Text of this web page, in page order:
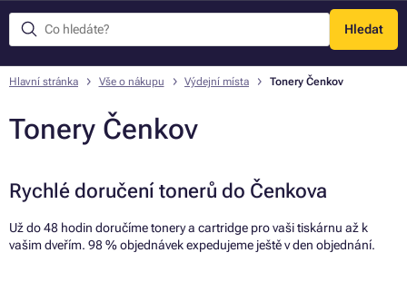
Hledat
Menu
Hlavní stránka Vše o nákupu Výdejní místa Tonery Čenkov
Tonery Čenkov
Rychlé doručení tonerů do Čenkova
Už do 48 hodin doručíme tonery a cartridge pro vaši tiskárnu až k
vašim dveřím. 98 % objednávek expedujeme ještě v den objednání.